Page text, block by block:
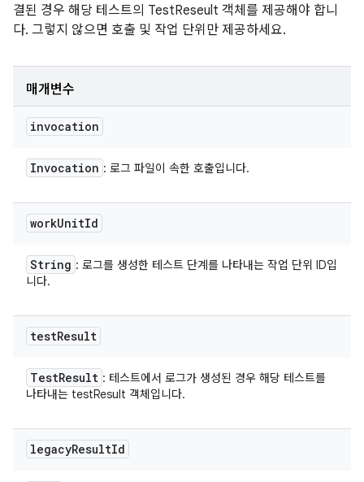
결된 경우 해당 테스트의 TestReseult 객체를 제공해야 합니
다. 그렇지 않으면 호출 및 작업 단위만 제공하세요.
매개변수
invocation
Invocation : 로그 파일이 속한 호출입니다.
workUnitId
String : 로그를 생성한 테스트 단계를 나타내는 작업 단위 ID입
니다.
testResult
TestResult : 테스트에서 로그가 생성된 경우 해당 테스트를
나타내는 testResult 객체입니다.
legacyResultId